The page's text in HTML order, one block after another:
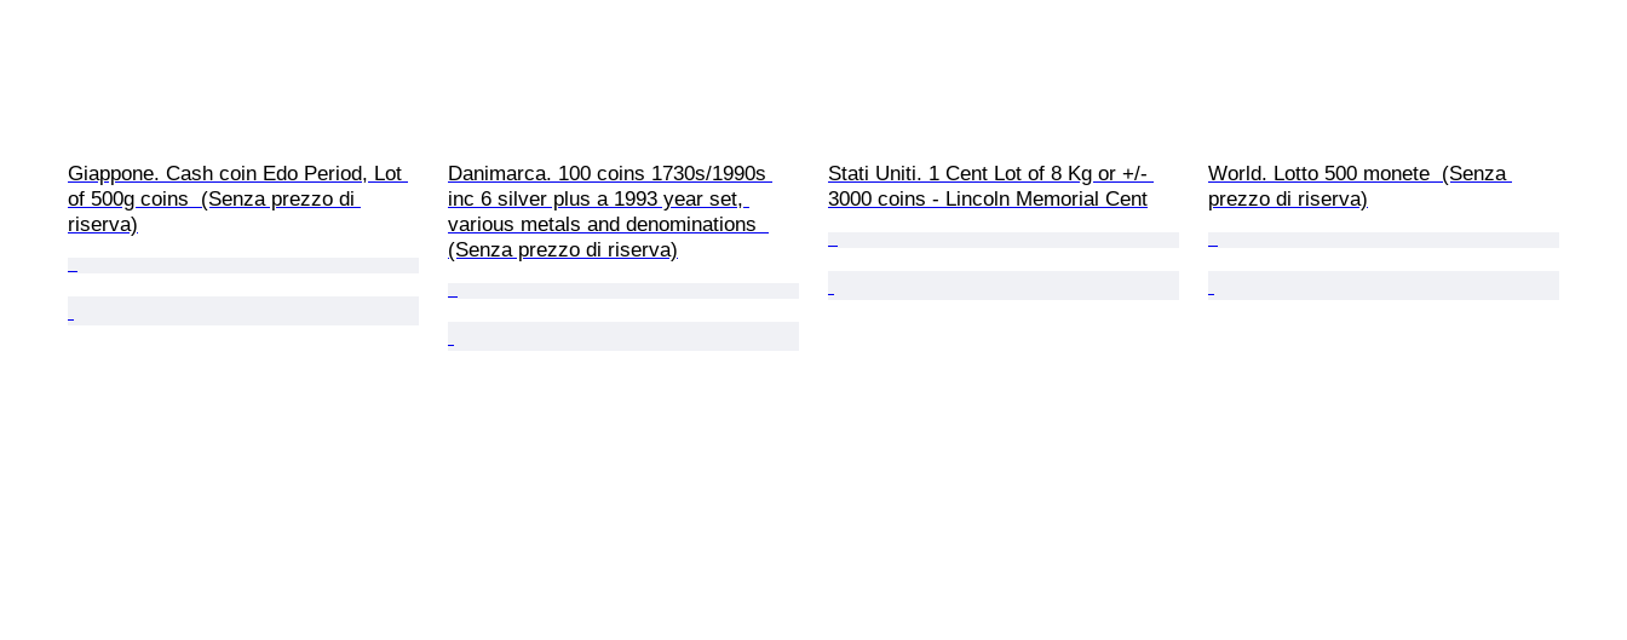
Giappone. Cash coin Edo Period, Lot
of 500g coins  (Senza prezzo di
riserva)
Danimarca. 100 coins 1730s/1990s
inc 6 silver plus a 1993 year set,
various metals and denominations
(Senza prezzo di riserva)
Stati Uniti. 1 Cent Lot of 8 Kg or +/-
3000 coins - Lincoln Memorial Cent
World. Lotto 500 monete  (Senza
prezzo di riserva)